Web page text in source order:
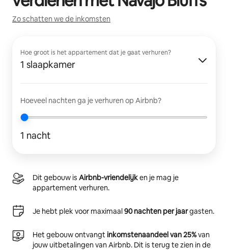
Zo schatten we de inkomsten
Hoe groot is het appartement dat je gaat verhuren?
1 slaapkamer
Hoeveel nachten ga je verhuren op Airbnb?
1 nacht
Dit gebouw is Airbnb-vriendelijken je mag je
appartement verhuren.
Je hebt plek voor maximaal90 nachten per jaargasten.
Het gebouw ontvangtinkomstenaandeel van 25%van
jouw uitbetalingen van Airbnb. Dit is terug te zien in de